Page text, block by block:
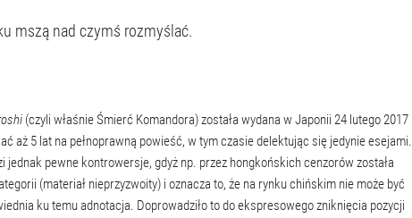
mszą nad czymś rozmyślać.
(czyli właśnie Śmierć Komandora) została wydana w Japonii 24 lutego 2017
aż 5 lat na pełnoprawną powieść, w tym czasie delektując się jedynie esejami.
pewne kontrowersje, gdyż np. przez hongkońskich cenzorów została
(materiał nieprzyzwoity) i oznacza to, że na rynku chińskim nie może być
ku temu adnotacja. Doprowadziło to do ekspresowego zniknięcia pozycji